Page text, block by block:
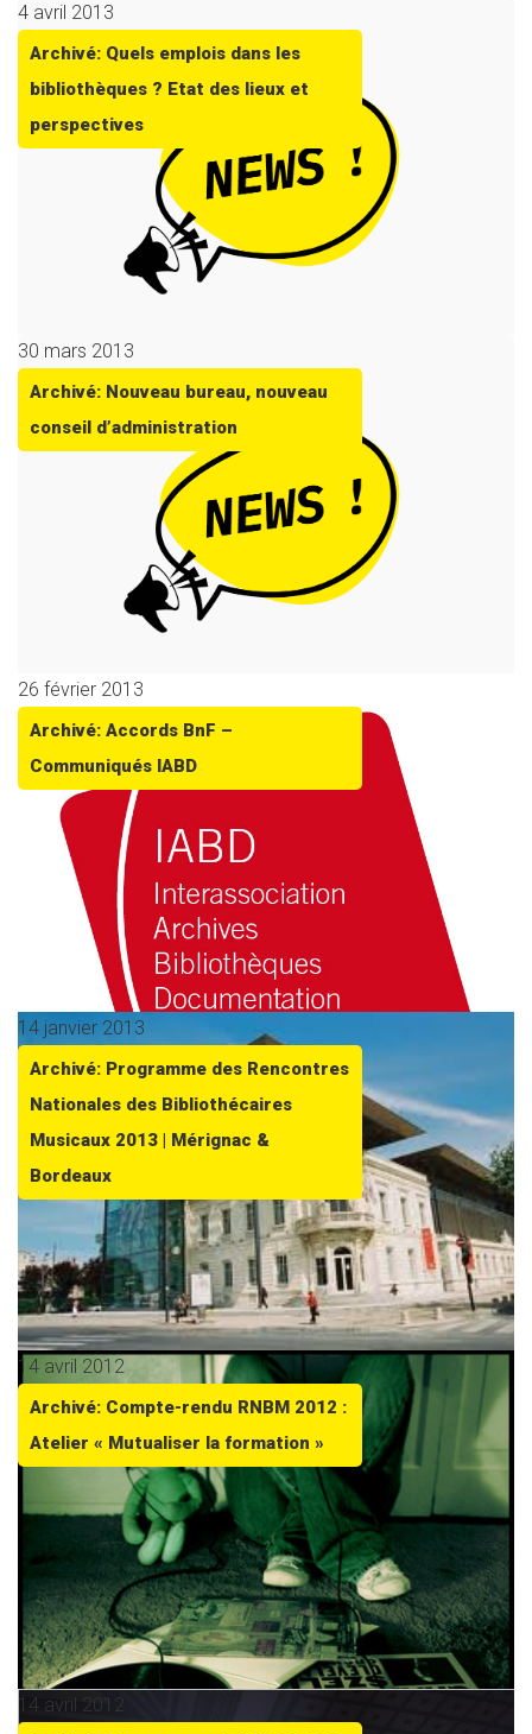
4 avril 2013
Archivé: Quels emplois dans les
bibliothèques ? Etat des lieux et
perspectives
30 mars 2013
Archivé: Nouveau bureau, nouveau
conseil d’administration
26 février 2013
Archivé: Accords BnF –
Communiqués IABD
14 janvier 2013
Archivé: Programme des Rencontres
Nationales des Bibliothécaires
Musicaux 2013 | Mérignac &
Bordeaux
14 avril 2012
Archivé: Compte-rendu RNBM 2012 :
Atelier « Mutualiser la formation »
14 avril 2012